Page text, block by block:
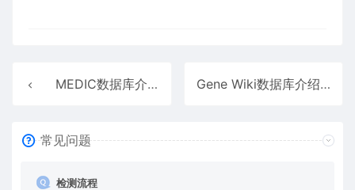
MEDIC数据库介绍 Gene Wiki数据库介绍
常见问题
检测流程